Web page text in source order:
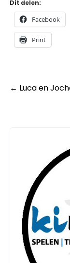
Dit delen:
Facebook
Print
Post
← Luca en